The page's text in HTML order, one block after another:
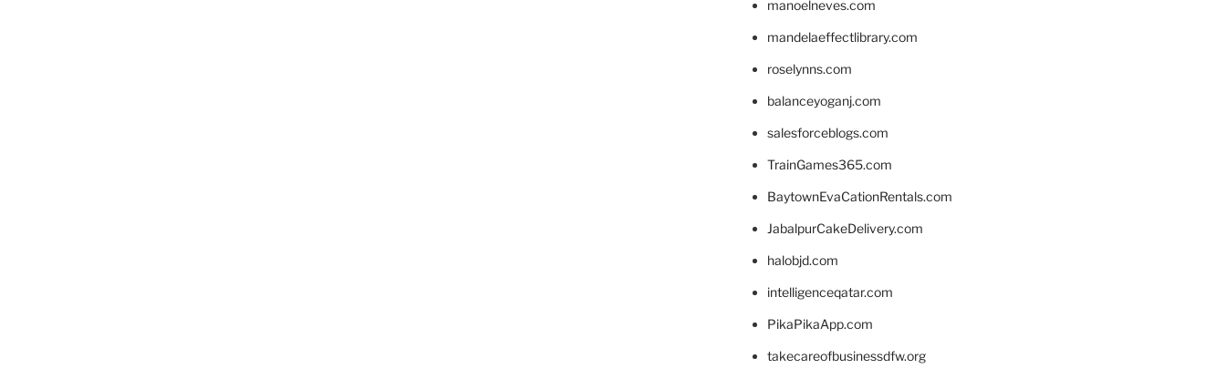
manoelneves.com
mandelaeffectlibrary.com
roselynns.com
balanceyoganj.com
salesforceblogs.com
TrainGames365.com
BaytownEvaCationRentals.com
JabalpurCakeDelivery.com
halobjd.com
intelligenceqatar.com
PikaPikaApp.com
takecareofbusinessdfw.org